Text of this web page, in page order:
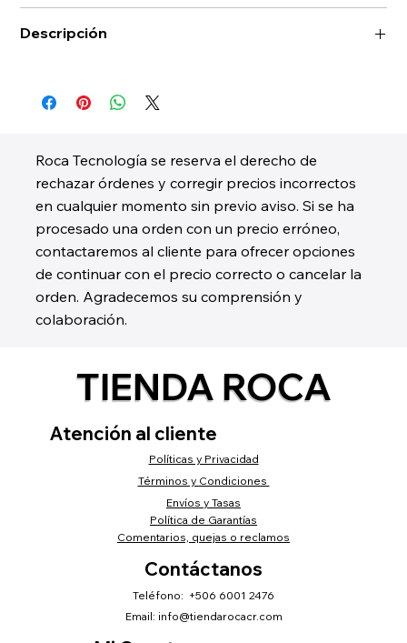
Roca Tecnología se reserva el derecho de
rechazar órdenes y corregir precios incorrectos
en cualquier momento sin previo aviso. Si se ha
procesado una orden con un precio erróneo,
contactaremos al cliente para ofrecer opciones
de continuar con el precio correcto o cancelar la
orden. Agradecemos su comprensión y
colaboración.
Descripción
TIENDA ROCA
Atención al cliente
Políticas y Privacidad
Términos y Condiciones
Envíos y Tasas
Política de Garantías
Comentarios, quejas o reclamos
Contáctanos
Teléfono: +506 6001 2476
Email: info@tiendarocacr.com